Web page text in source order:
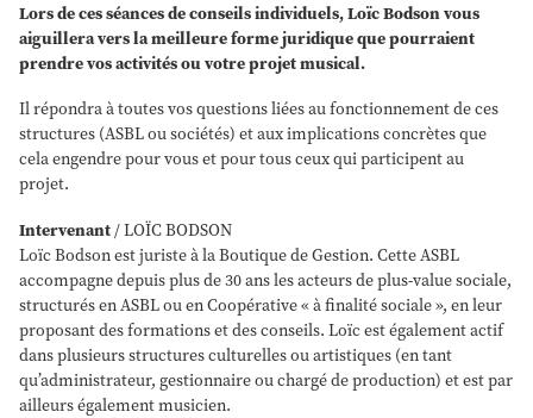
Lors de ces séances de conseils individuels, Loïc Bodson vous
aiguillera vers la meilleure forme juridique que pourraient
prendre vos activités ou votre projet musical.
Il répondra à toutes vos questions liées au fonctionnement de ces
structures (ASBL ou sociétés) et aux implications concrètes que
cela engendre pour vous et pour tous ceux qui participent au
projet.
Intervenant/ LOÏC BODSON
Loïc Bodson est juriste à la Boutique de Gestion. Cette ASBL
accompagne depuis plus de 30 ans les acteurs de plus-value sociale,
structurés en ASBL ou en Coopérative « à finalité sociale », en leur
proposant des formations et des conseils. Loïc est également actif
dans plusieurs structures culturelles ou artistiques (en tant
qu’administrateur, gestionnaire ou chargé de production) et est par
ailleurs également musicien.